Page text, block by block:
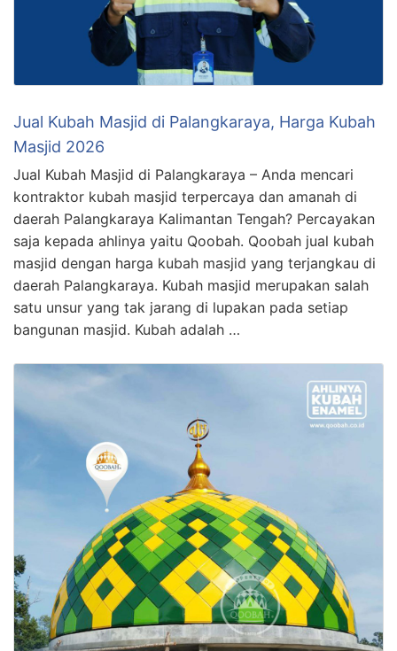
Jual Kubah Masjid di Palangkaraya, Harga Kubah
Masjid 2026
Jual Kubah Masjid di Palangkaraya – Anda mencari
kontraktor kubah masjid terpercaya dan amanah di
daerah Palangkaraya Kalimantan Tengah? Percayakan
saja kepada ahlinya yaitu Qoobah. Qoobah jual kubah
masjid dengan harga kubah masjid yang terjangkau di
daerah Palangkaraya. Kubah masjid merupakan salah
satu unsur yang tak jarang di lupakan pada setiap
bangunan masjid. Kubah adalah …